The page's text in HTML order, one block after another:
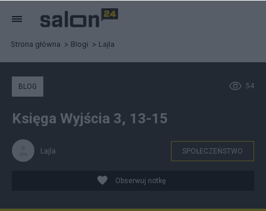
Strona główna Blogi Lajla
54
BLOG
Księga Wyjścia 3, 13-15
Lajla SPOŁECZEŃSTWO
Obserwuj notkę